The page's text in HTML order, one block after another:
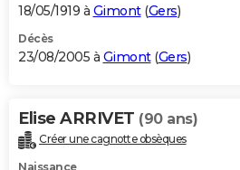
18/05/1919 à Gimont(Gers)
Décès
23/08/2005 à Gimont(Gers)
Elise ARRIVET (90 ans)
Créer une cagnotte obsèques
Naissance